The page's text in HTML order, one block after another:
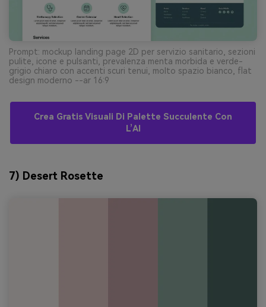
Prompt: mockup landing page 2D per servizio sanitario, sezioni
pulite, icone e pulsanti, prevalenza menta morbida e verde-
grigio chiaro con accenti scuri tenui, molto spazio bianco, flat
design moderno --ar 16:9
Crea Gratis Visuali Di Palette Succulente Con
L’AI
7) Desert Rosette